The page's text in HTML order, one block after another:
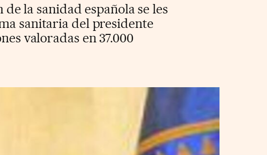
la sanidad española se les
sanitaria del presidente
valoradas en 37.000